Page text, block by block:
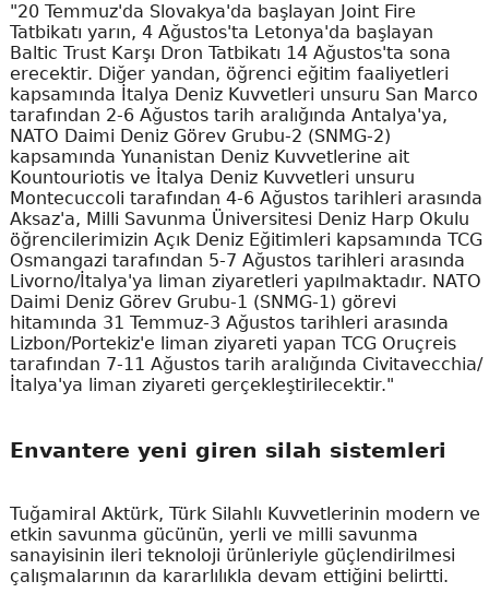
"20 Temmuz'da Slovakya'da başlayan Joint Fire
Tatbikatı yarın, 4 Ağustos'ta Letonya'da başlayan
Baltic Trust Karşı Dron Tatbikatı 14 Ağustos'ta sona
erecektir. Diğer yandan, öğrenci eğitim faaliyetleri
kapsamında İtalya Deniz Kuvvetleri unsuru San Marco
tarafından 2-6 Ağustos tarih aralığında Antalya'ya,
NATO Daimi Deniz Görev Grubu-2 (SNMG-2)
kapsamında Yunanistan Deniz Kuvvetlerine ait
Kountouriotis ve İtalya Deniz Kuvvetleri unsuru
Montecuccoli tarafından 4-6 Ağustos tarihleri arasında
Aksaz'a, Milli Savunma Üniversitesi Deniz Harp Okulu
öğrencilerimizin Açık Deniz Eğitimleri kapsamında TCG
Osmangazi tarafından 5-7 Ağustos tarihleri arasında
Livorno/İtalya'ya liman ziyaretleri yapılmaktadır. NATO
Daimi Deniz Görev Grubu-1 (SNMG-1) görevi
hitamında 31 Temmuz-3 Ağustos tarihleri arasında
Lizbon/Portekiz'e liman ziyareti yapan TCG Oruçreis
tarafından 7-11 Ağustos tarih aralığında Civitavecchia/
İtalya'ya liman ziyareti gerçekleştirilecektir."
Envantere yeni giren silah sistemleri
Tuğamiral Aktürk, Türk Silahlı Kuvvetlerinin modern ve
etkin savunma gücünün, yerli ve milli savunma
sanayisinin ileri teknoloji ürünleriyle güçlendirilmesi
çalışmalarının da kararlılıkla devam ettiğini belirtti.